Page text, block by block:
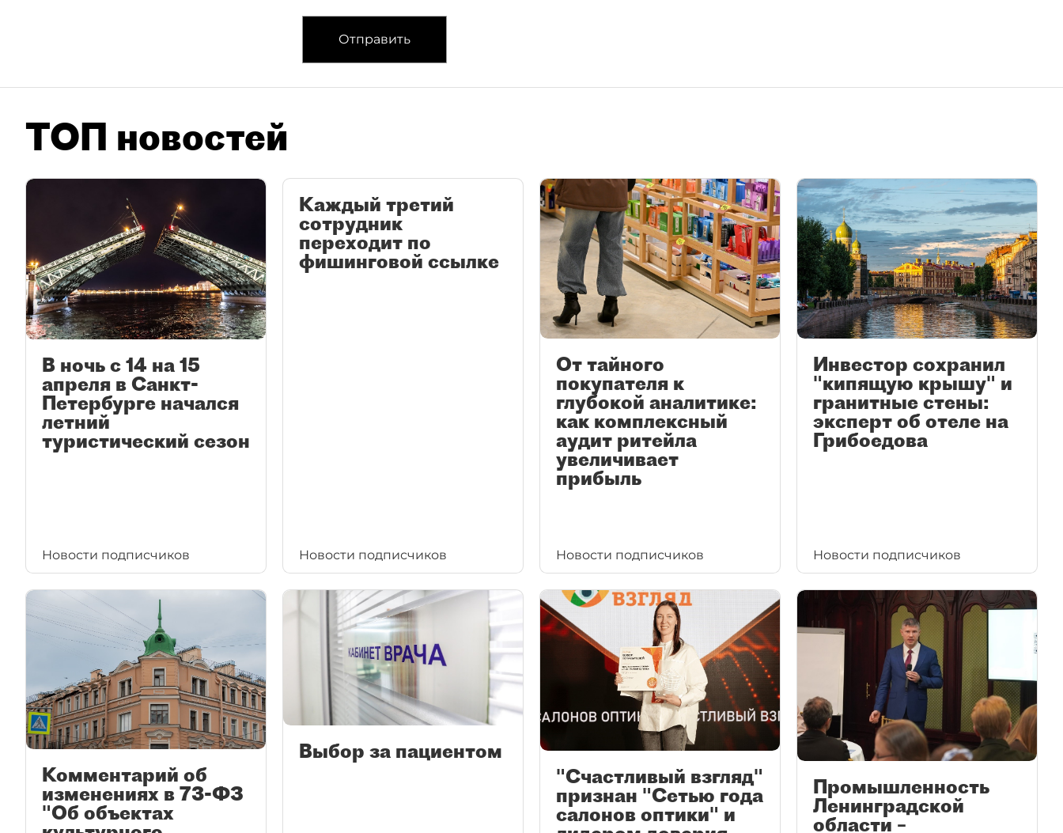
Отправить
ТОП новостей
В ночь с 14 на 15
апреля в Санкт-
Петербурге начался
летний
туристический сезон
Новости подписчиков
Каждый третий
сотрудник
переходит по
фишинговой ссылке
Новости подписчиков
От тайного
покупателя к
глубокой аналитике:
как комплексный
аудит ритейла
увеличивает
прибыль
Новости подписчиков
Инвестор сохранил
"кипящую крышу" и
гранитные стены:
эксперт об отеле на
Грибоедова
Новости подписчиков
Комментарий об
изменениях в 73-ФЗ
"Об объектах
Выбор за пациентом
"Счастливый взгляд"
признан "Сетью года
салонов оптики" и
Промышленность
Ленинградской
области –